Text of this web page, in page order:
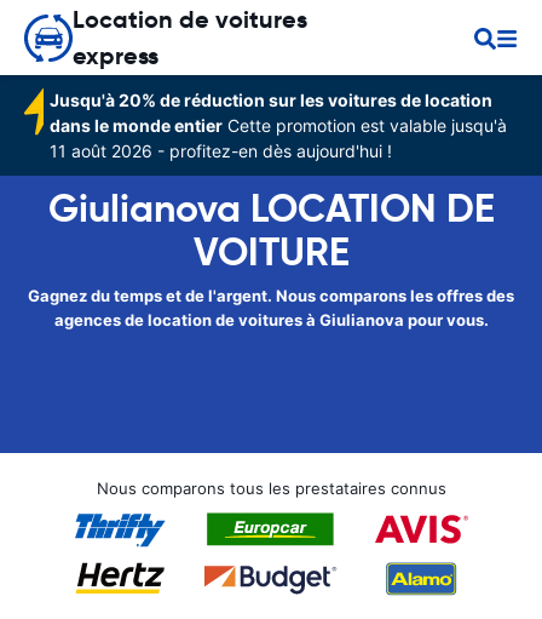
Location de voitures
express
Jusqu'à 20% de réduction sur les voitures de location
dans le monde entier Cette promotion est valable jusqu'à
11 août 2026 - profitez-en dès aujourd'hui !
Giulianova LOCATION DE
VOITURE
Gagnez du temps et de l'argent. Nous comparons les offres des
agences de location de voitures à Giulianova pour vous.
Nous comparons tous les prestataires connus